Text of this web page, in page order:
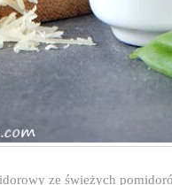
ze świeżych